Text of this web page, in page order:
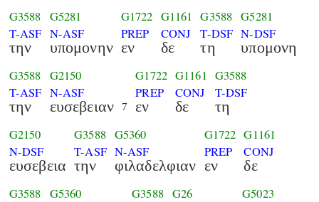
G3588
T-ASF
την
G5281
N-ASF
υπομονην
G1722
PREP
εν
G1161
CONJ
δε
G3588
T-DSF
τη
G5281
N-DSF
υπομονη
G3588
T-ASF
την
G2150
N-ASF
ευσεβειαν 7
G1722
PREP
εν
G1161
CONJ
δε
G3588
T-DSF
τη
G2150
N-DSF
ευσεβεια
G3588
T-ASF
την
G5360
N-ASF
φιλαδελφιαν
G1722
PREP
εν
G1161
CONJ
δε
G3588 G5360
G3588 G26
G5023